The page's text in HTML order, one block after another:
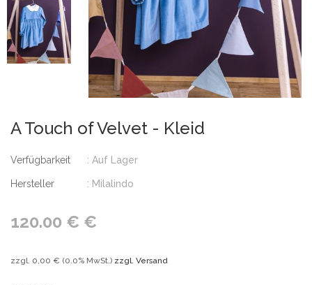
A Touch of Velvet - Kleid
Verfügbarkeit : Auf Lager
Hersteller : Milalindo
120.00 € €
zzgl. 0,00 € (0.0% MwSt.) zzgl. Versand